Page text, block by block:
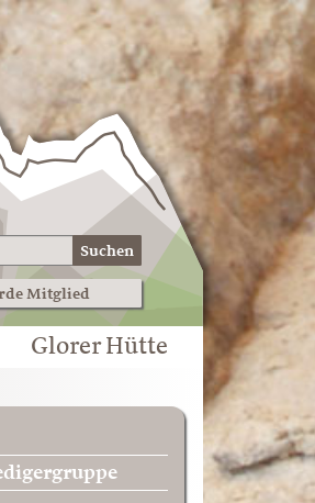
Suchen
Mitglied
Glorer Hütte